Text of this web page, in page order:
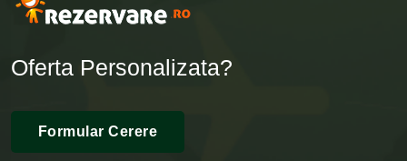
Oferta Personalizata?
Formular Cerere